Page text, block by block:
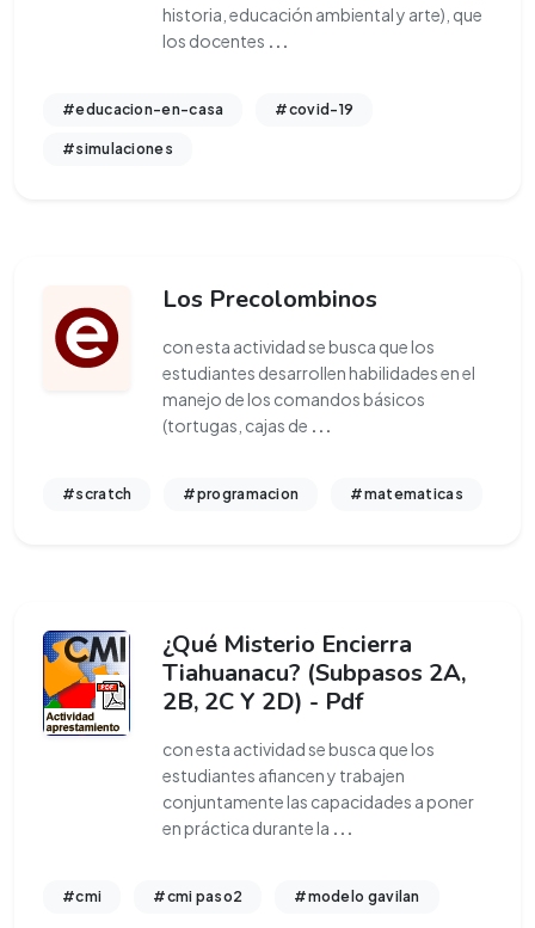
historia, educación ambiental y arte), que
los docentes ...
#educacion-en-casa #covid-19
#simulaciones
Los Precolombinos
con esta actividad se busca que los
estudiantes desarrollen habilidades en el
manejo de los comandos básicos
(tortugas, cajas de ...
#scratch #programacion #matematicas
¿Qué Misterio Encierra
Tiahuanacu? (Subpasos 2A,
2B, 2C Y 2D) - Pdf
con esta actividad se busca que los
estudiantes afiancen y trabajen
conjuntamente las capacidades a poner
en práctica durante la ...
#cmi #cmi paso2 #modelo gavilan